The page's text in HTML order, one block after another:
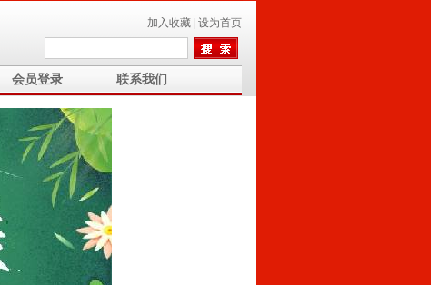
加入收藏 设为首页
会员登录 联系我们